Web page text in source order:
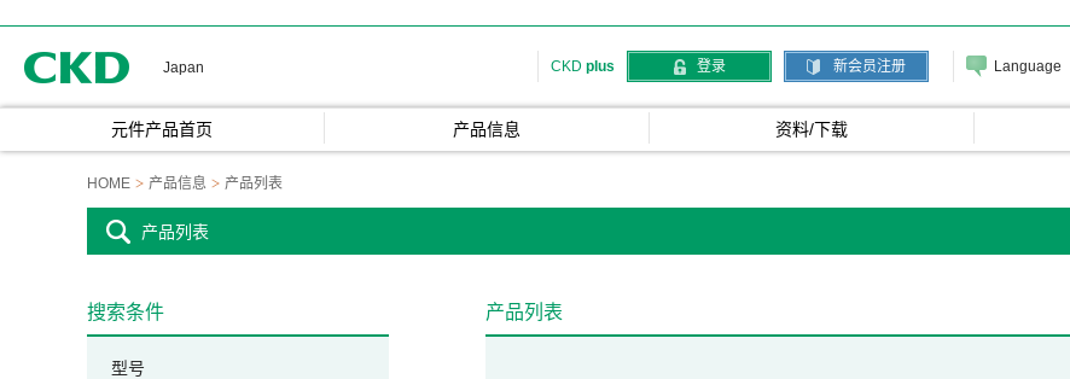
Japan CKD plus 登录 新会员注册 Language
元件产品首页 产品信息 资料/下载
HOME 产品信息 产品列表
产品列表
产品列表
搜索条件
型号